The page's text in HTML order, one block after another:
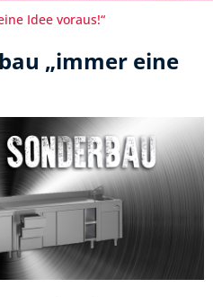
Idee voraus!“
„immer eine